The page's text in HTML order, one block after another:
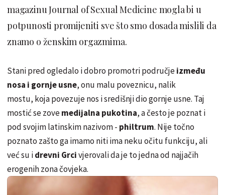
magazinu Journal of Sexual Medicine mogla bi u
potpunosti promijeniti sve što smo dosada mislili da
znamo o ženskim orgazmima.
Stani pred ogledalo i dobro promotri područjeizmeđu
nosa i gornje usne, onu malu poveznicu, nalik
mostu, koja povezuje nos i središnji dio gornje usne. Taj
mostić se zovemedijalna pukotina, a često je poznat i
pod svojim latinskim nazivom - philtrum. Nije točno
poznato zašto ga imamo niti ima neku očitu funkciju, ali
već su idrevni Grcivjerovali da je to jedna od najjačih
erogenih zona čovjeka.